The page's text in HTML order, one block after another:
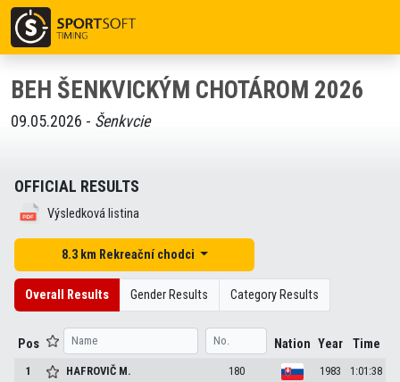
BEH ŠENKVICKÝM CHOTÁROM 2026
09.05.2026 - Šenkvcie
OFFICIAL RESULTS
Výsledková listina
8.3 km Rekreační chodci
Overall Results Gender Results Category Results
Pos Nation Year Time
1 HAFROVIČ M. 180 1983
1:01:38